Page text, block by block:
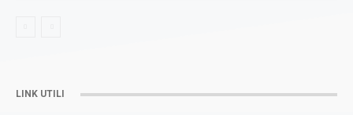
LINK UTILI